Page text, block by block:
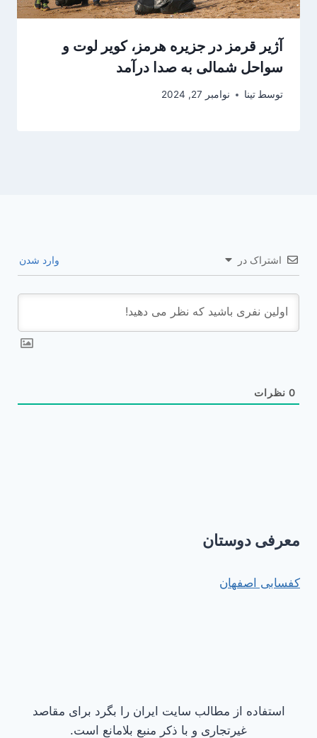
آژیر قرمز در جزیره هرمز، کویر لوت و
سواحل شمالی به صدا درآمد
توسط تینا نوامبر 27, 2024
اشتراک در وارد شدن
0 نظرات
معرفی دوستان
کفسابی اصفهان
استفاده از مطالب سایت ایران را بگرد برای مقاصد
غیرتجاری و با ذکر منبع بلامانع است.